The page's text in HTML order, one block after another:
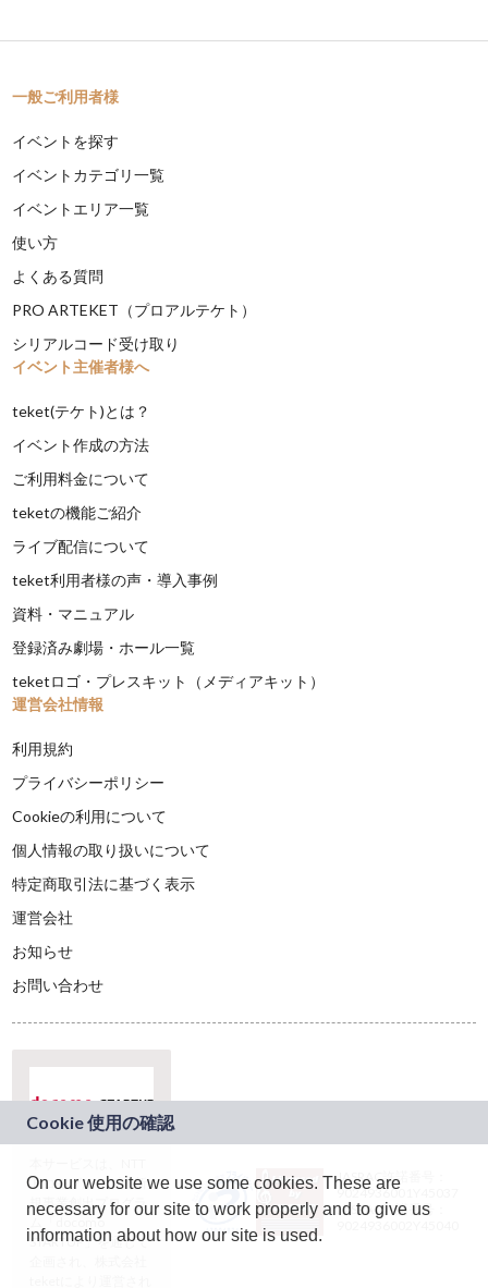
一般ご利用者様
イベントを探す
イベントカテゴリ一覧
イベントエリア一覧
使い方
よくある質問
PRO ARTEKET（プロアルテケト）
シリアルコード受け取り
イベント主催者様へ
teket(テケト)とは？
イベント作成の方法
ご利用料金について
teketの機能ご紹介
ライブ配信について
teket利用者様の声・導入事例
資料・マニュアル
登録済み劇場・ホール一覧
teketロゴ・プレスキット（メディアキット）
運営会社情報
利用規約
プライバシーポリシー
Cookieの利用について
個人情報の取り扱いについて
特定商取引法に基づく表示
運営会社
お知らせ
お問い合わせ
ドコモグループの新
規事業創出プログラ
ム「docomo
STARTUP」を通じて
JASRAC許諾番号：
9024936001Y45037
JASRAC許諾番号：
On our website we use some cookies. These are
necessary for our site to work properly and to give us
information about how our site is used.